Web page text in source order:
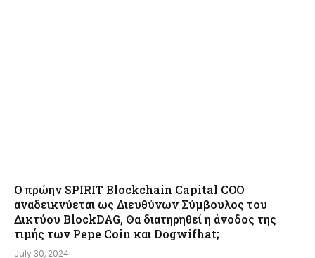
Ο πρώην SPIRIT Blockchain Capital COO
αναδεικνύεται ως Διευθύνων Σύμβουλος του
Δικτύου BlockDAG, Θα διατηρηθεί η άνοδος της
τιμής των Pepe Coin και Dogwifhat;
July 30, 2024